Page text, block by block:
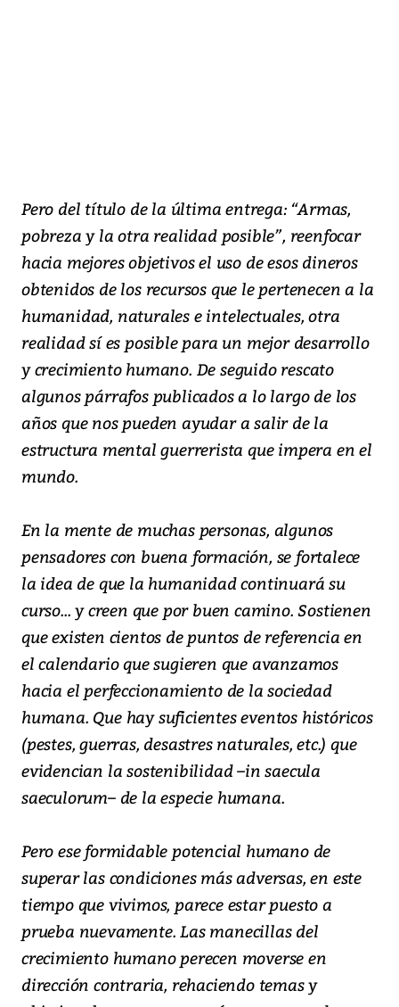
Pero del título de la última entrega: “Armas,
pobreza y la otra realidad posible”, reenfocar
hacia mejores objetivos el uso de esos dineros
obtenidos de los recursos que le pertenecen a la
humanidad, naturales e intelectuales, otra
realidad sí es posible para un mejor desarrollo
y crecimiento humano. De seguido rescato
algunos párrafos publicados a lo largo de los
años que nos pueden ayudar a salir de la
estructura mental guerrerista que impera en el
mundo.
En la mente de muchas personas, algunos
pensadores con buena formación, se fortalece
la idea de que la humanidad continuará su
curso... y creen que por buen camino. Sostienen
que existen cientos de puntos de referencia en
el calendario que sugieren que avanzamos
hacia el perfeccionamiento de la sociedad
humana. Que hay suficientes eventos históricos
(pestes, guerras, desastres naturales, etc.) que
evidencian la sostenibilidad –in saecula
saeculorum– de la especie humana.
Pero ese formidable potencial humano de
superar las condiciones más adversas, en este
tiempo que vivimos, parece estar puesto a
prueba nuevamente. Las manecillas del
crecimiento humano perecen moverse en
dirección contraria, rehaciendo temas y